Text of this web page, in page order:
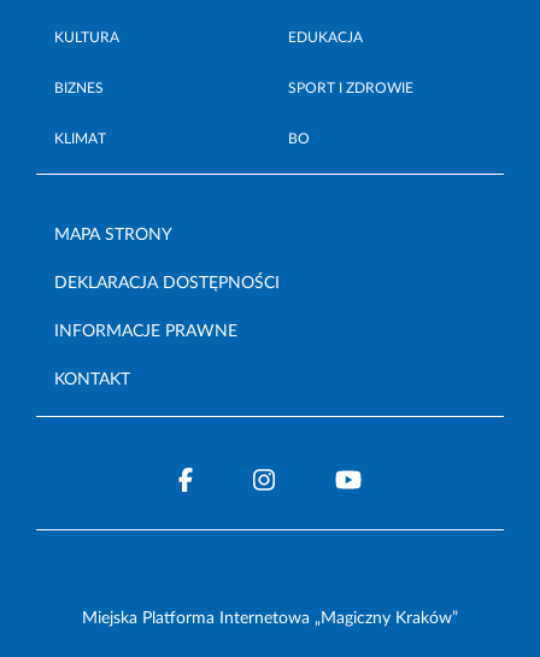
KULTURA EDUKACJA
BIZNES SPORT I ZDROWIE
KLIMAT BO
MAPA STRONY
DEKLARACJA DOSTĘPNOŚCI
INFORMACJE PRAWNE
KONTAKT
Miejska Platforma Internetowa „Magiczny Kraków”